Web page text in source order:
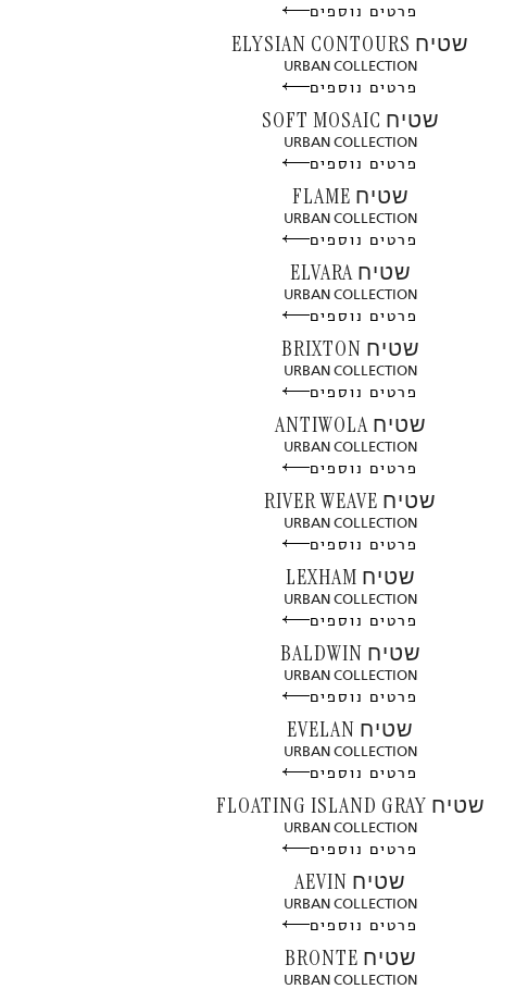
פרטים נוספים
שטיח ELYSIAN CONTOURS
URBAN COLLECTION
פרטים נוספים
שטיח SOFT MOSAIC
URBAN COLLECTION
פרטים נוספים
שטיח FLAME
URBAN COLLECTION
פרטים נוספים
שטיח ELVARA
URBAN COLLECTION
פרטים נוספים
שטיח BRIXTON
URBAN COLLECTION
פרטים נוספים
שטיח ANTIWOLA
URBAN COLLECTION
פרטים נוספים
שטיח RIVER WEAVE
URBAN COLLECTION
פרטים נוספים
שטיח LEXHAM
URBAN COLLECTION
פרטים נוספים
שטיח BALDWIN
URBAN COLLECTION
פרטים נוספים
שטיח EVELAN
URBAN COLLECTION
פרטים נוספים
שטיח FLOATING ISLAND GRAY
URBAN COLLECTION
פרטים נוספים
שטיח AEVIN
URBAN COLLECTION
פרטים נוספים
שטיח BRONTE
URBAN COLLECTION